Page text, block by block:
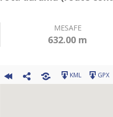
MESAFE
632.00 m
KML GPX